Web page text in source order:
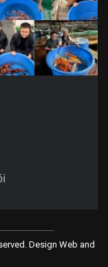
Design Web and